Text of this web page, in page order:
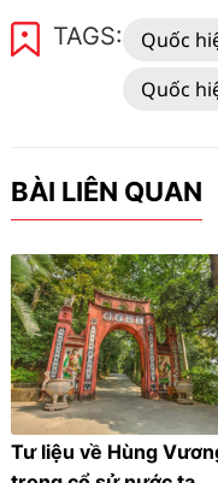
TAGS: Quốc
Quốc
BÀI LIÊN QUAN
Tư liệu về Hùng